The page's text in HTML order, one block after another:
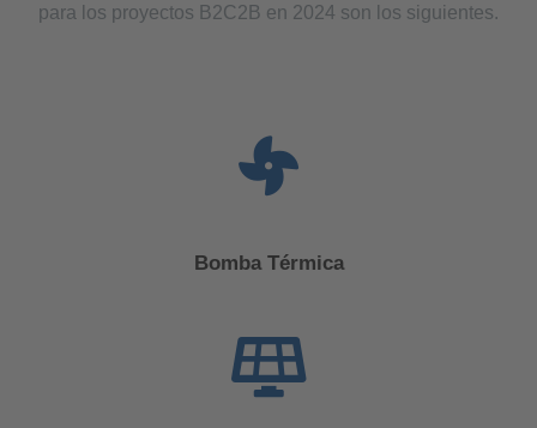
para los proyectos B2C2B en 2024 son los siguientes.
Bomba Térmica